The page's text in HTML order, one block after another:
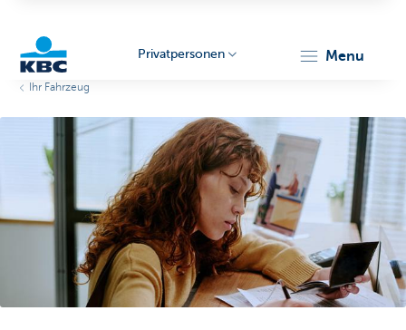
Privatpersonen menu
Ihr Fahrzeug